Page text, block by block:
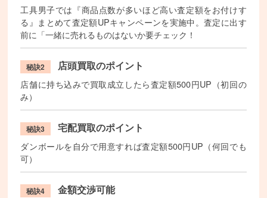
工具男子では『商品点数が多いほど高い査定額をお付けす
る』まとめて査定額UPキャンペーンを実施中。査定に出す
前に「一緒に売れるものはないか要チェック！
秘訣2 店頭買取のポイント
店舗に持ち込みで買取成立したら査定額500円UP（初回の
み）
秘訣3 宅配買取のポイント
ダンボールを自分で用意すれば査定額500円UP（何回でも
可）
秘訣4 金額交渉可能